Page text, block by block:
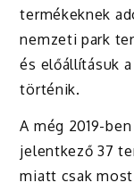
termékeknek
nemzeti park
és előállításuk
történik.
A még 2019-
jelentkező 37
miatt csak